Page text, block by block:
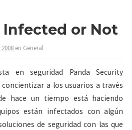
Infected or Not
en General
en seguridad Panda Security
a los usuarios a través
hace un tiempo está haciendo
están infectados con algún
de seguridad con las que